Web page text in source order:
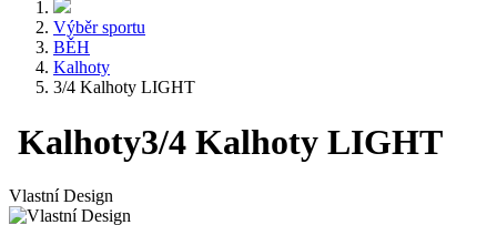
Výběr sportu
BĚH
Kalhoty
3/4 Kalhoty LIGHT
Kalhoty3/4 Kalhoty LIGHT
Vlastní Design